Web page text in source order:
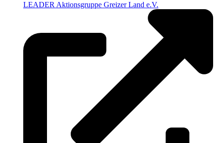
LEADER Aktionsgruppe Greizer Land e.V.